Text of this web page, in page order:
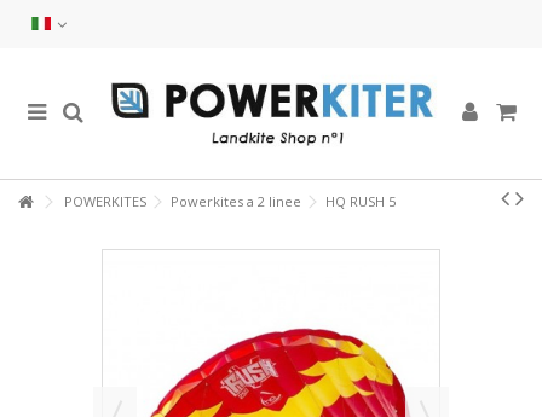
POWERKITES Powerkites a 2 linee HQ RUSH 5